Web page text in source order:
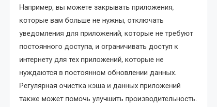
Например, вы можете закрывать приложения,
которые вам больше не нужны, отключать
уведомления для приложений, которые не требуют
постоянного доступа, и ограничивать доступ к
интернету для тех приложений, которые не
нуждаются в постоянном обновлении данных.
Регулярная очистка кэша и данных приложений
также может помочь улучшить производительность.